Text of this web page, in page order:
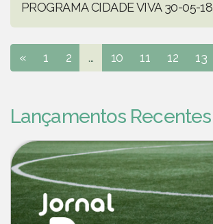
PROGRAMA CIDADE VIVA 30-05-18
« 1 2 ... 10 11 12 13
Lançamentos Recentes